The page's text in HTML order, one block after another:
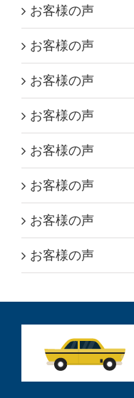
お客様の声
お客様の声
お客様の声
お客様の声
お客様の声
お客様の声
お客様の声
お客様の声